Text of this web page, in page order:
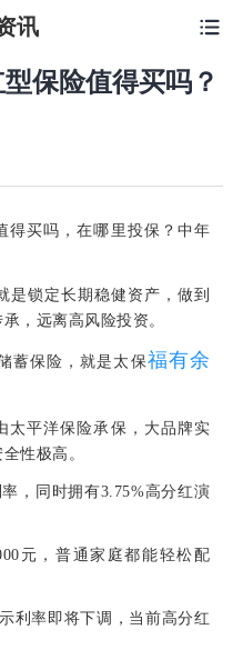
讯
保险值得买吗？
得买吗，在哪里投保？中年
是锁定长期稳健资产，做到
，远离高风险投资。
蓄保险，就是太保福有余
太平洋保险承保，大品牌实
性极高。
，同时拥有3.75%高分红演
元，普通家庭都能轻松配
利率即将下调，当前高分红